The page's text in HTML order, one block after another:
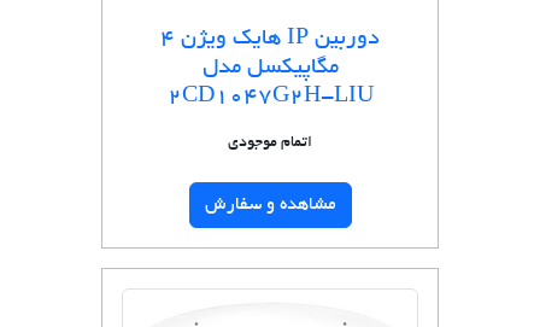
دوربین IP هایک ویژن 4
مگاپیکسل مدل
2CD1047G2H-LIU
اتمام موجودی
مشاهده و سفارش